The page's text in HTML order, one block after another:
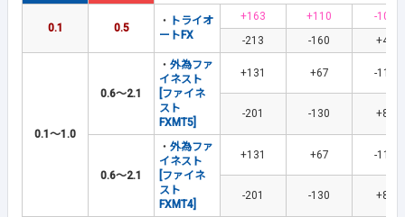
0.1 0.5
・
トライオ
ートFX
+163 +110
-100
-213
-160 +40
0.1～1.0
0.6～2.1
・ 外為ファ
イネスト
[ファイネ
スト
FXMT5]
+131 +67 -117
-201 -130 +86
0.6～2.1
・ 外為ファ
イネスト
[ファイネ
スト
FXMT4]
+131 +67 -117
-201 -130 +86